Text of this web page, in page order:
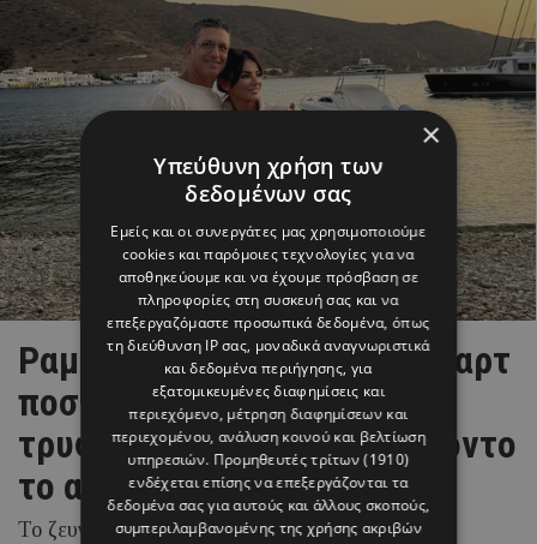
Ραμόνα & Τορναρίτης: Οι «καρτ
ποστάλ» από το Ιόνιο και το
τρυφερό στιγμιότυπο με φόντο
το απέραντο γαλάζιο
Το ζευγάρι απολαμβάνει τις καλοκαιρινές του
×
Υπεύθυνη χρήση των
δεδομένων σας
Εμείς και οι συνεργάτες μας χρησιμοποιούμε
cookies και παρόμοιες τεχνολογίες για να
αποθηκεύουμε και να έχουμε πρόσβαση σε
πληροφορίες στη συσκευή σας και να
επεξεργαζόμαστε προσωπικά δεδομένα, όπως
τη διεύθυνση IP σας, μοναδικά αναγνωριστικά
και δεδομένα περιήγησης, για
εξατομικευμένες διαφημίσεις και
περιεχόμενο, μέτρηση διαφημίσεων και
περιεχομένου, ανάλυση κοινού και βελτίωση
υπηρεσιών. Προμηθευτές τρίτων (1910)
ενδέχεται επίσης να επεξεργάζονται τα
δεδομένα σας για αυτούς και άλλους σκοπούς,
συμπεριλαμβανομένης της χρήσης ακριβών